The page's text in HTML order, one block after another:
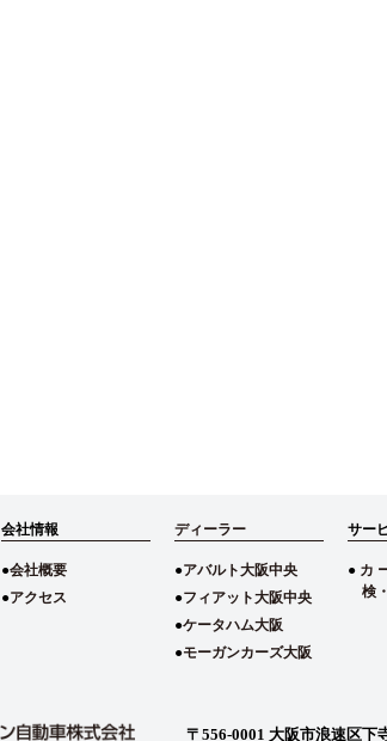
会社情報
会社概要
アクセス
ディーラー
アバルト大阪中央
フィアット大阪中央
ケータハム大阪
モーガンカーズ大阪
サー
カ
検
〒556-0001 大阪市浪速区下